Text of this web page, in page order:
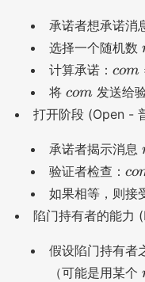
承诺者想承诺消
选择一个随机数
计算承诺： c
o
m
=
g
^
m
\
c
o
t
com
将 c
o
m
com 发送给
打开阶段 (Open -
承诺者揭示消息
验证者检查： c
o
m
\
xl
o
n
co
如果相等，则接
陷门持有者的能力
假设陷门持有者
（可能是用某个